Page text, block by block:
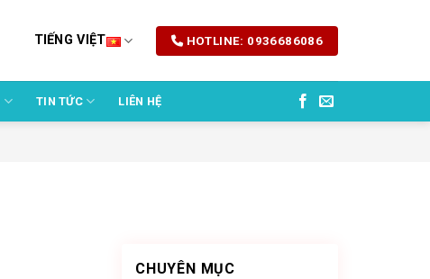
TIẾNG VIỆT HOTLINE: 0936686086
TIN TỨC LIÊN HỆ
CHUYÊN MỤC